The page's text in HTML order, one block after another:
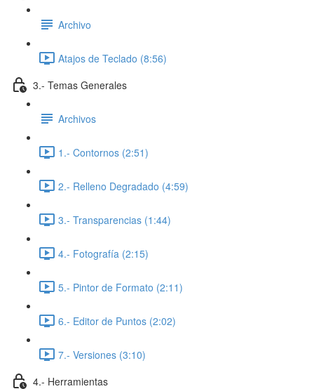
Archivo
Atajos de Teclado (8:56)
3.- Temas Generales
Archivos
1.- Contornos (2:51)
2.- Relleno Degradado (4:59)
3.- Transparencias (1:44)
4.- Fotografía (2:15)
5.- Pintor de Formato (2:11)
6.- Editor de Puntos (2:02)
7.- Versiones (3:10)
4.- Herramientas